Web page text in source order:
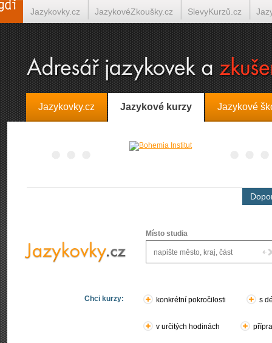
Jazykovky.cz Jazykové kurzy Jazykové
Místo studia
Chci kurzy: konkrétní pokročilosti s
v určitých hodinách
Jazykovky.cz JazykovéZkoušky.cz SlevyKurzů.cz
Španělština on-line Italština on-line Tlumočení-